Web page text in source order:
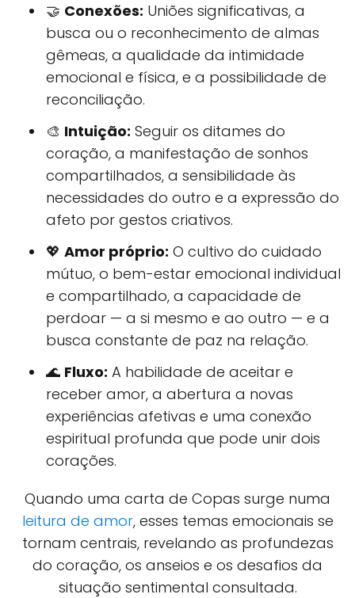
🤝 Conexões: Uniões significativas, a
busca ou o reconhecimento de almas
gêmeas, a qualidade da intimidade
emocional e física, e a possibilidade de
reconciliação.
🎨 Intuição: Seguir os ditames do
coração, a manifestação de sonhos
compartilhados, a sensibilidade às
necessidades do outro e a expressão do
afeto por gestos criativos.
💖 Amor próprio: O cultivo do cuidado
mútuo, o bem-estar emocional individual
e compartilhado, a capacidade de
perdoar — a si mesmo e ao outro — e a
busca constante de paz na relação.
🌊 Fluxo: A habilidade de aceitar e
receber amor, a abertura a novas
experiências afetivas e uma conexão
espiritual profunda que pode unir dois
corações.
Quando uma carta de Copas surge numa
leitura de amor, esses temas emocionais se
tornam centrais, revelando as profundezas
do coração, os anseios e os desafios da
situação sentimental consultada.